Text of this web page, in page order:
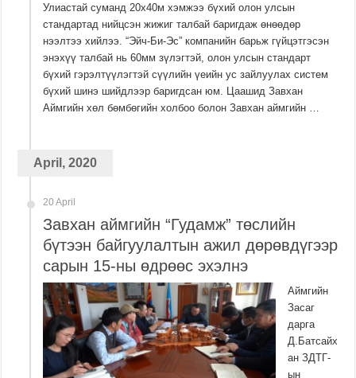
Улиастай суманд 20х40м хэмжээ бүхий олон улсын
стандартад нийцсэн жижиг талбай баригдаж өнөөдөр
нээлтээ хийлээ. “Эйч-Би-Эс” компанийн барьж гүйцэтгэсэн
энэхүү талбай нь 60мм зүлэгтэй, олон улсын стандарт
бүхий гэрэлтүүлэгтэй сүүлийн үеийн ус зайлуулах систем
бүхий шинэ шийдлээр баригдсан юм. Цаашид Завхан
Аймгийн хөл бөмбөгийн холбоо болон Завхан аймгийн …
April, 2020
20 April
Завхан аймгийн “Гудамж” төслийн
бүтээн байгуулалтын ажил дөрөвдүгээр
сарын 15-ны өдрөөс эхэлнэ
Аймгийн
Засаг
дарга
Д.Батсайх
ан ЗДТГ-
ын